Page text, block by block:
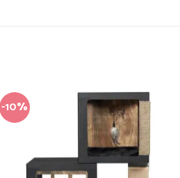
-10%